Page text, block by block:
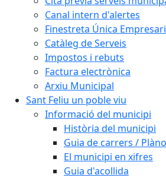
Canal intern d'alertes
Finestreta Única
Catàleg de Serveis
Impostos i rebuts
Factura electrònica
Arxiu Municipal
Sant Feliu un poble viu
Informació del municipi
Història del municipi
Guia de carrers /
El municipi en xifres
Guia d'acollida